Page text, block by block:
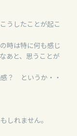
うしたことが起こ
時は特に何も感じ
あと、思うことが
？ というか・・
しれません。